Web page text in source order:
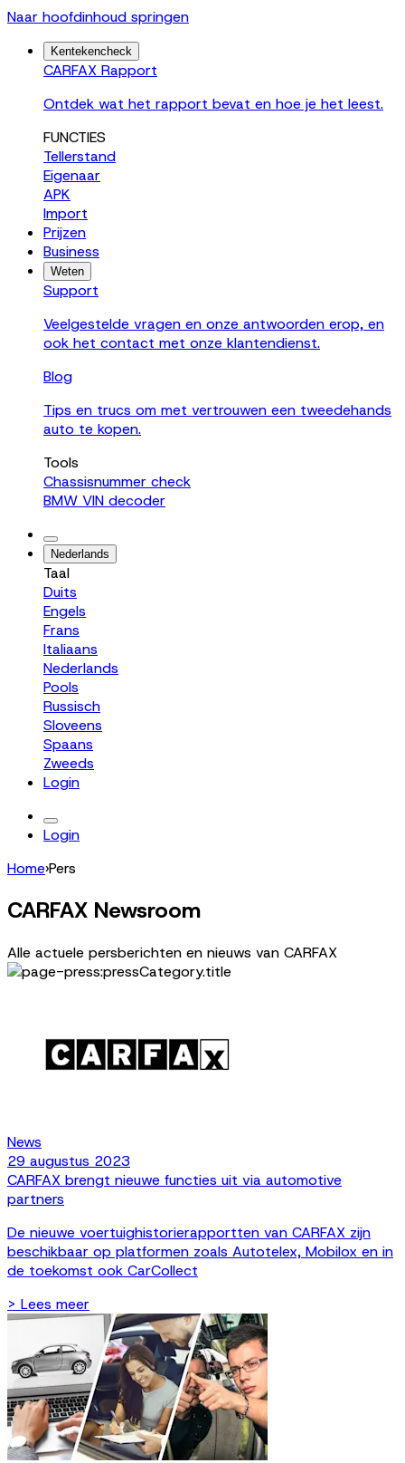
Naar hoofdinhoud springen
Kentekencheck
CARFAX Rapport
Ontdek wat het rapport bevat en hoe je het leest.
FUNCTIES
Tellerstand
Eigenaar
APK
Import
Prijzen
Business
Weten
Support
Veelgestelde vragen en onze antwoorden erop, en
ook het contact met onze klantendienst.
Blog
Tips en trucs om met vertrouwen een tweedehands
auto te kopen.
Tools
Chassisnummer check
BMW VIN decoder
Nederlands
Taal
Duits
Engels
Frans
Italiaans
Nederlands
Pools
Russisch
Sloveens
Spaans
Zweeds
Login
Login
Home›Pers
CARFAX Newsroom
Alle actuele persberichten en nieuws van CARFAX
News
29 augustus 2023
CARFAX brengt nieuwe functies uit via automotive
partners
De nieuwe voertuighistorierapportten van CARFAX zijn
beschikbaar op platformen zoals Autotelex, Mobilox en in
de toekomst ook CarCollect
> Lees meer